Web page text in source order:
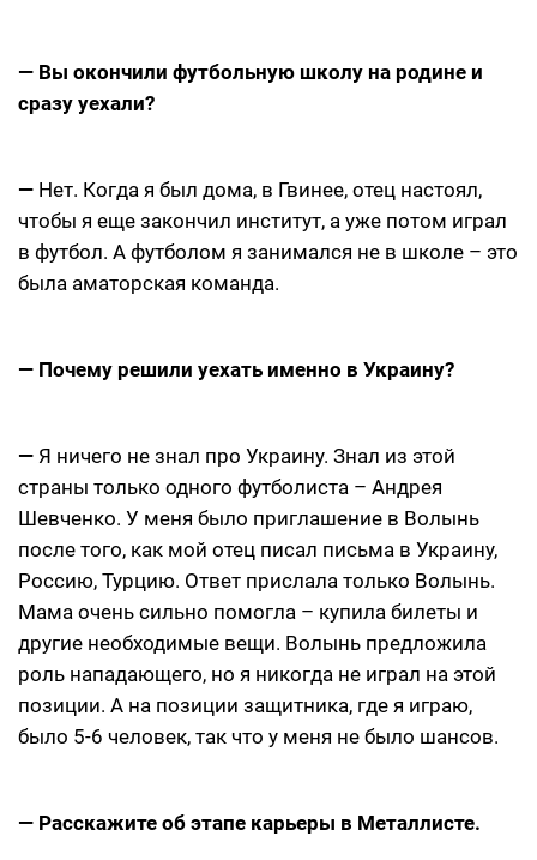
— Вы окончили футбольную школу на родине и
сразу уехали?
— Нет. Когда я был дома, в Гвинее, отец настоял,
чтобы я еще закончил институт, а уже потом играл
в футбол. А футболом я занимался не в школе – это
была аматорская команда.
— Почему решили уехать именно в Украину?
— Я ничего не знал про Украину. Знал из этой
страны только одного футболиста – Андрея
Шевченко. У меня было приглашение в Волынь
после того, как мой отец писал письма в Украину,
Россию, Турцию. Ответ прислала только Волынь.
Мама очень сильно помогла – купила билеты и
другие необходимые вещи. Волынь предложила
роль нападающего, но я никогда не играл на этой
позиции. А на позиции защитника, где я играю,
было 5-6 человек, так что у меня не было шансов.
— Расскажите об этапе карьеры в Металлисте.